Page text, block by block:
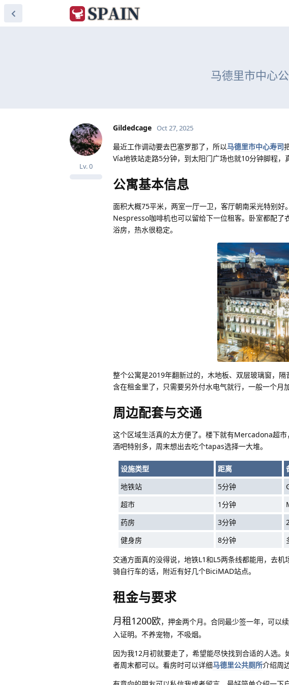
马德里市中心
Gildedcage
Lv.0
Oct 27, 2025
最近工作调动要去巴塞罗那了，所以马德里市中心寿司
Vía地铁站走路5分钟，到太阳门广场也就10分钟脚程，
公寓基本信息
面积大概75平米，两室一厅一卫，客厅朝南采光特别
Nespresso咖啡机也可以留给下一位租客。卧室都配
浴房，热水很稳定。
整个公寓是2019年翻新过的，木地板、双层玻璃窗，
含在租金里了，只需要另外付水电气就行，一般一个月
周边配套与交通
这个区域生活真的太方便了。楼下就有Mercadona超
酒吧特别多，周末想出去吃个tapas选择一大堆。
设施类型 距离
地铁站
5分钟
超市
1分钟
药房
3分钟
健身房
8分钟
交通方面真的没得说，地铁L1和L5两条线都能用，去
骑自行车的话，附近有好几个BiciMAD站点。
租金与要求
月租1200欧，押金两个月。合同最少签一年，可以
入证明。不养宠物，不吸烟。
因为我12月初就要走了，希望能尽快找到合适的人选。
者周末都可以。看房时可以详细马德里公共厕所介绍周